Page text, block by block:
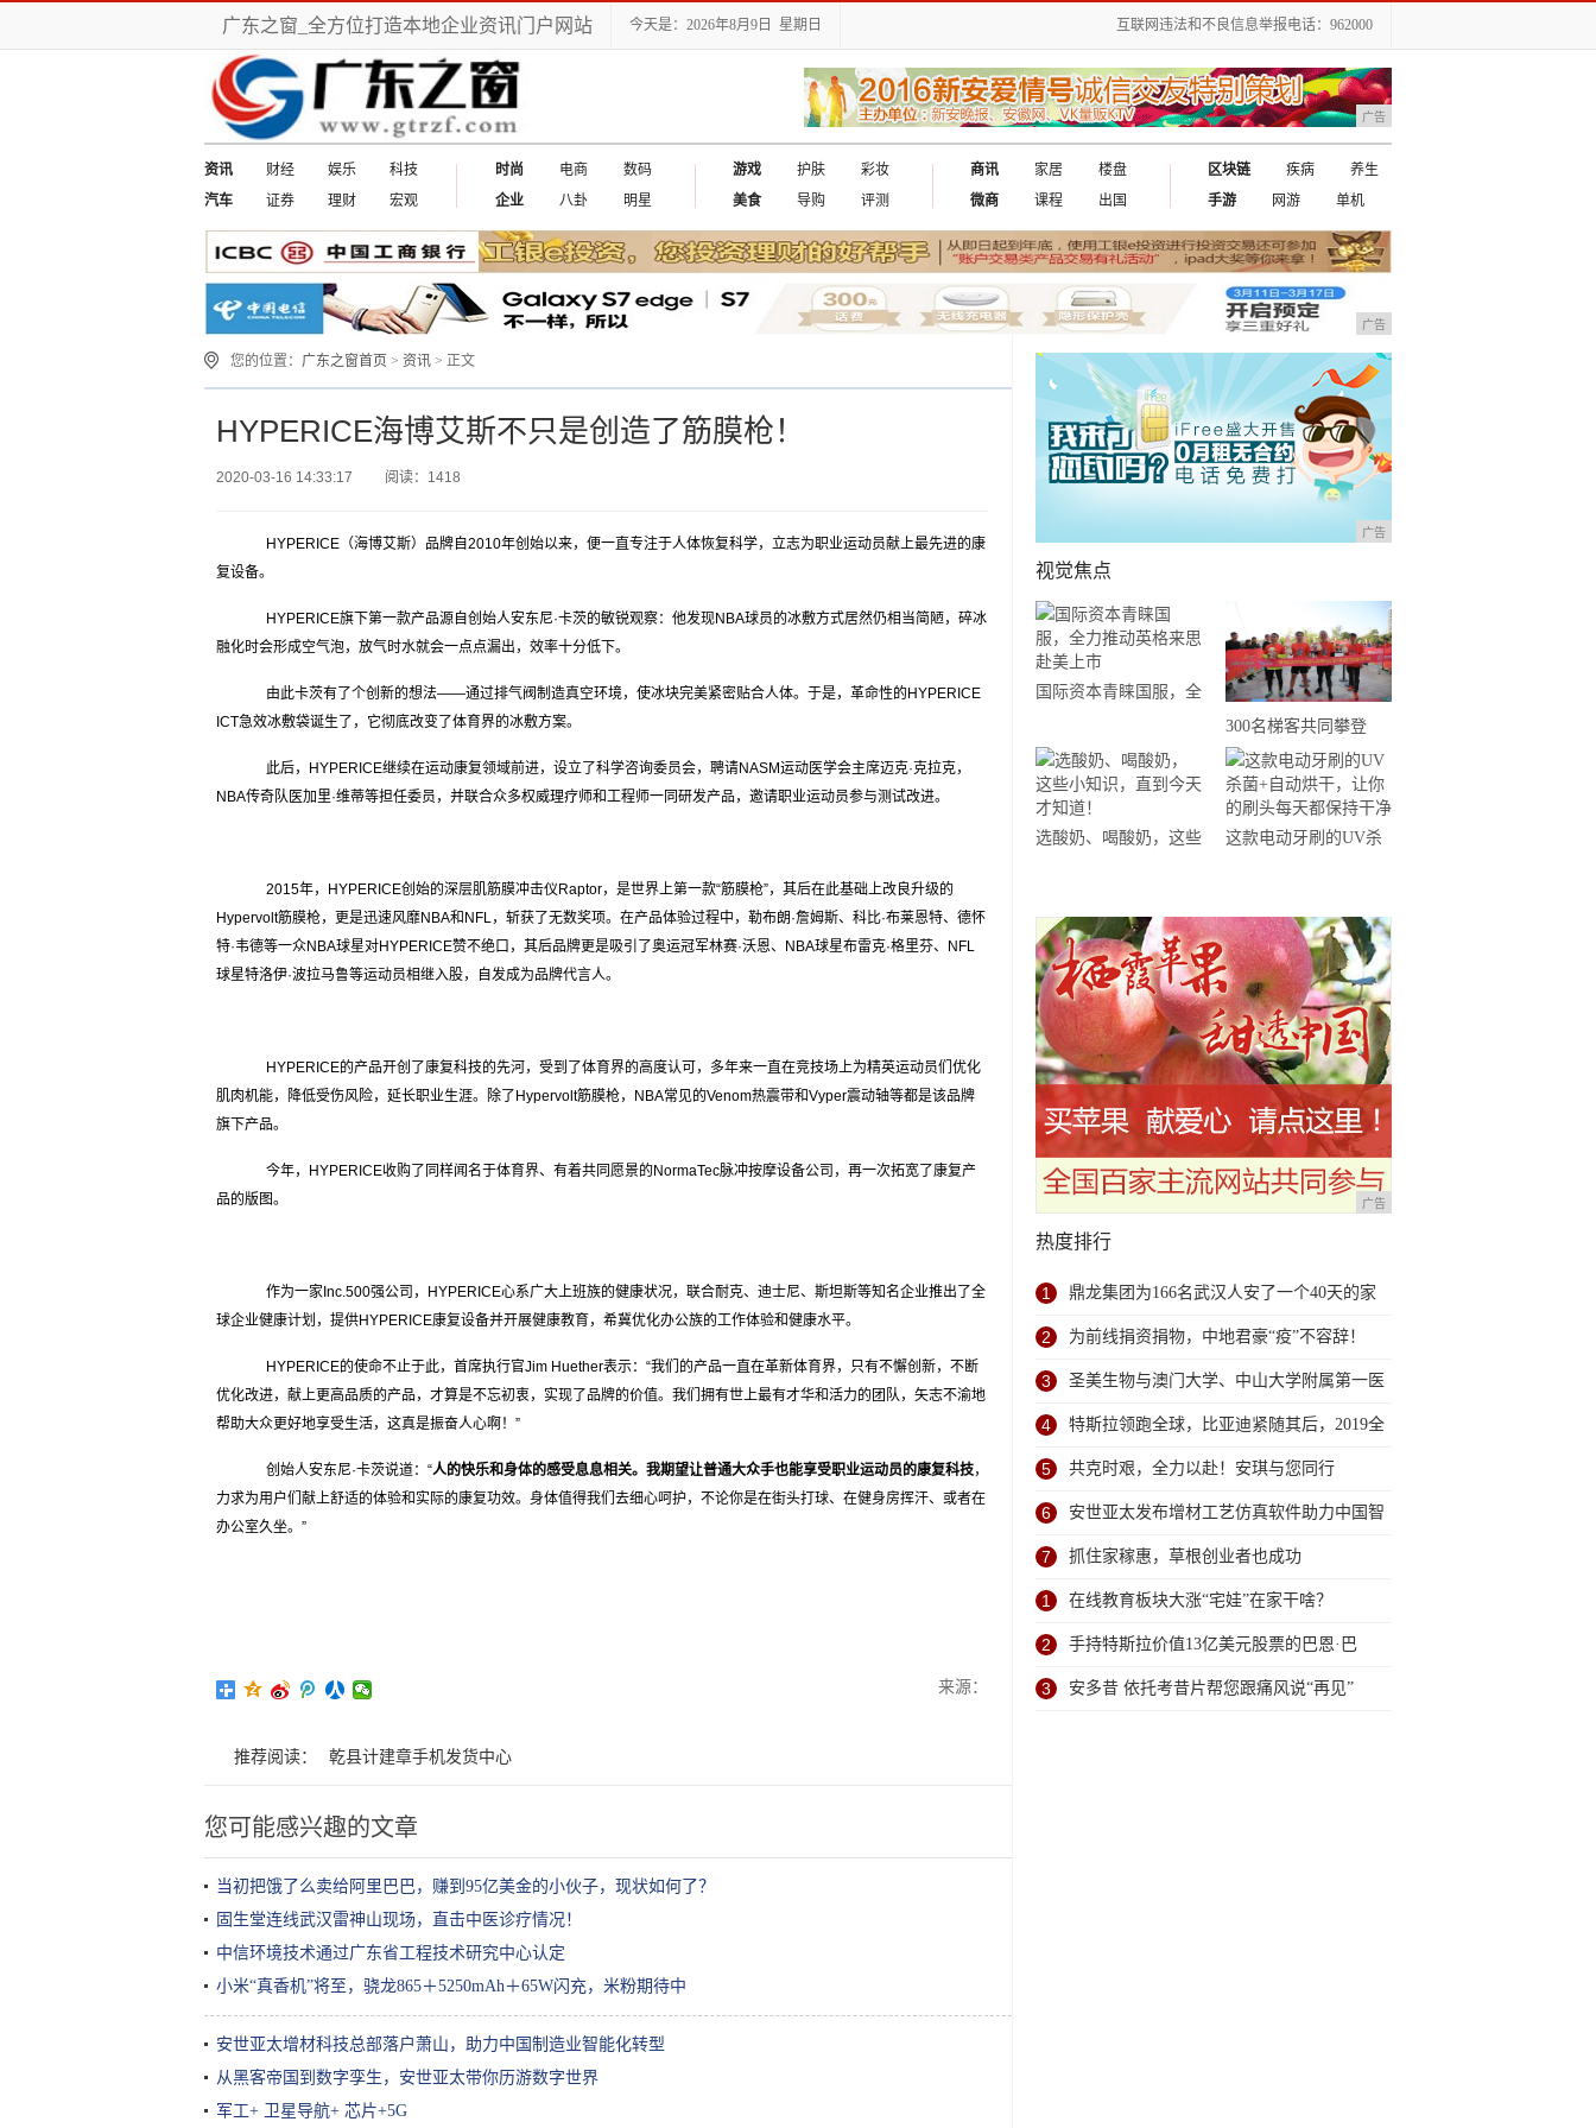
广东之窗_全方位打造本地企业资讯门户网站 今天是：2026年8月9日 星期日 互联网违法和不良信息举报电话：962000
广告
资讯 财经 娱乐
科技
汽车
证券 理财 宏观
时尚 电商
数码
企业
八卦 明星
游戏 护肤
彩妆
美食
导购 评测
商讯 家居
楼盘
微商
课程 出国
区块链 疾病
养生
手游
网游 单机
广告
您的位置： 广东之窗首页 > 资讯 > 正文
HYPERICE海博艾斯不只是创造了筋膜枪！
2020-03-16 14:33:17 阅读：1418
HYPERICE（海博艾斯）品牌自2010年创始以来，便一直专注于人体恢复科学，立志为职业运动员献上最先进的康
复设备。
HYPERICE旗下第一款产品源自创始人安东尼·卡茨的敏锐观察：他发现NBA球员的冰敷方式居然仍相当简陋，碎冰
融化时会形成空气泡，放气时水就会一点点漏出，效率十分低下。
由此卡茨有了个创新的想法——通过排气阀制造真空环境，使冰块完美紧密贴合人体。于是，革命性的HYPERICE
ICT急效冰敷袋诞生了，它彻底改变了体育界的冰敷方案。
此后，HYPERICE继续在运动康复领域前进，设立了科学咨询委员会，聘请NASM运动医学会主席迈克·克拉克，
NBA传奇队医加里·维蒂等担任委员，并联合众多权威理疗师和工程师一同研发产品，邀请职业运动员参与测试改进。
2015年，HYPERICE创始的深层肌筋膜冲击仪Raptor，是世界上第一款“筋膜枪”，其后在此基础上改良升级的
Hypervolt筋膜枪，更是迅速风靡NBA和NFL，斩获了无数奖项。在产品体验过程中，勒布朗·詹姆斯、科比·布莱恩特、德怀
特·韦德等一众NBA球星对HYPERICE赞不绝口，其后品牌更是吸引了奥运冠军林赛·沃恩、NBA球星布雷克·格里芬、NFL
球星特洛伊·波拉马鲁等运动员相继入股，自发成为品牌代言人。
HYPERICE的产品开创了康复科技的先河，受到了体育界的高度认可，多年来一直在竞技场上为精英运动员们优化
肌肉机能，降低受伤风险，延长职业生涯。除了Hypervolt筋膜枪，NBA常见的Venom热震带和Vyper震动轴等都是该品牌
旗下产品。
今年，HYPERICE收购了同样闻名于体育界、有着共同愿景的NormaTec脉冲按摩设备公司，再一次拓宽了康复产
品的版图。
作为一家Inc.500强公司，HYPERICE心系广大上班族的健康状况，联合耐克、迪士尼、斯坦斯等知名企业推出了全
球企业健康计划，提供HYPERICE康复设备并开展健康教育，希冀优化办公族的工作体验和健康水平。
HYPERICE的使命不止于此，首席执行官Jim Huether表示：“我们的产品一直在革新体育界，只有不懈创新，不断
优化改进，献上更高品质的产品，才算是不忘初衷，实现了品牌的价值。我们拥有世上最有才华和活力的团队，矢志不渝地
帮助大众更好地享受生活，这真是振奋人心啊！”
创始人安东尼·卡茨说道：“人的快乐和身体的感受息息相关。我期望让普通大众手也能享受职业运动员的康复科技，
力求为用户们献上舒适的体验和实际的康复功效。身体值得我们去细心呵护，不论你是在街头打球、在健身房挥汗、或者在
办公室久坐。”
来源：
推荐阅读： 乾县计建章手机发货中心
您可能感兴趣的文章
当初把饿了么卖给阿里巴巴，赚到95亿美金的小伙子，现状如何了？
固生堂连线武汉雷神山现场，直击中医诊疗情况！
中信环境技术通过广东省工程技术研究中心认定
小米“真香机”将至，骁龙865＋5250mAh＋65W闪充，米粉期待中
安世亚太增材科技总部落户萧山，助力中国制造业智能化转型
从黑客帝国到数字孪生，安世亚太带你历游数字世界
军工+ 卫星导航+ 芯片+5G
广告
视觉焦点
国际资本青睐国服，全
市
300名梯客共同攀登
2019国际垂直马拉松超
级精英赛顺德海骏达中
心站欢乐开跑
选酸奶、喝酸奶，这些
这款电动牙刷的UV杀
广告
热度排行
1 鼎龙集团为166名武汉人安了一个40天的家
2 为前线捐资捐物，中地君豪“疫”不容辞！
3 圣美生物与澳门大学、中山大学附属第一医
院联合申报的广东省粤澳科技合作项目获批
立项
4 特斯拉领跑全球，比亚迪紧随其后，2019全
球销量大一览
5 共克时艰，全力以赴！安琪与您同行
6 安世亚太发布增材工艺仿真软件助力中国智
造
7 抓住家稼惠，草根创业者也成功
1 在线教育板块大涨“宅娃”在家干啥？
2 手持特斯拉价值13亿美元股票的巴恩·巴
伦：一股也不卖
3 安多昔 依托考昔片帮您跟痛风说“再见”